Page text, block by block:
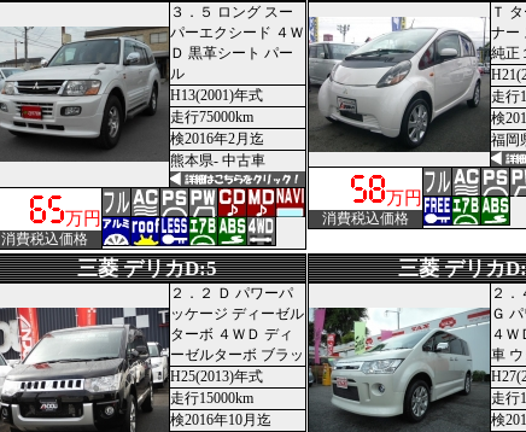
３．５ ロング スー
パーエクシード ４Ｗ
Ｄ 黒革シート パー
ル
H13(2001)年式
走行75000km
検2016年2月迄
熊本県- 中古車
万円
消費税込価格
Ｔ
ナー
純正
走行
検
福岡
万円
消費税込価格
三菱 デリカD:5
２．２ Ｄ パワーパ
ッケージ ディーゼル
ターボ ４ＷＤ ディ
ーゼルターボ ブラッ
H25(2013)年式
走行15000km
検2016年10月迄
三菱 デリカ
２．
Ｇ
４Ｗ
車
走行
検